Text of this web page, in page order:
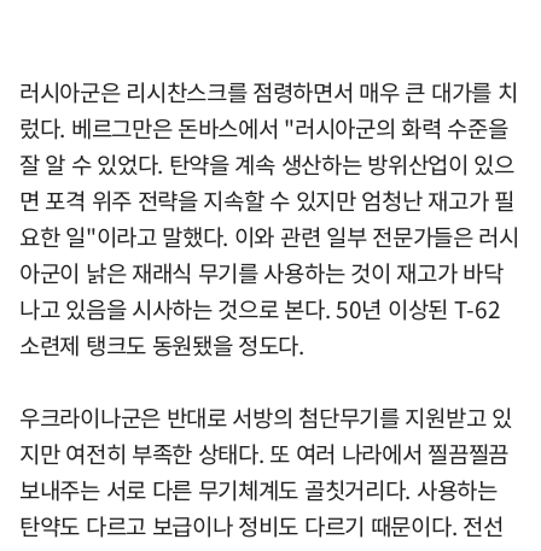
러시아군은 리시찬스크를 점령하면서 매우 큰 대가를 치
렀다. 베르그만은 돈바스에서 "러시아군의 화력 수준을
잘 알 수 있었다. 탄약을 계속 생산하는 방위산업이 있으
면 포격 위주 전략을 지속할 수 있지만 엄청난 재고가 필
요한 일"이라고 말했다. 이와 관련 일부 전문가들은 러시
아군이 낡은 재래식 무기를 사용하는 것이 재고가 바닥
나고 있음을 시사하는 것으로 본다. 50년 이상된 T-62
소련제 탱크도 동원됐을 정도다.
우크라이나군은 반대로 서방의 첨단무기를 지원받고 있
지만 여전히 부족한 상태다. 또 여러 나라에서 찔끔찔끔
보내주는 서로 다른 무기체계도 골칫거리다. 사용하는
탄약도 다르고 보급이나 정비도 다르기 때문이다. 전선